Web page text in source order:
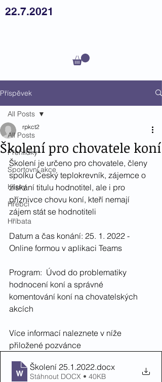
22.7.2021
Příspěvek
All Posts
Přehlídky
Sportovní akce
Klisny
Hřebci
Hříbata
All Posts
Školení pro chovatele koní
rpkct2
Školení je určeno pro chovatele, členy
spolku Český teplokrevník, zájemce o
získání titulu hodnotitel, ale i pro
příznivce chovu koní, kteří nemají
zájem stát se hodnotiteli
Datum a čas konání: 25. 1. 2022 -
Online formou v aplikaci Teams
Program:  Úvod do problematiky
hodnocení koní a správné
komentování koní na chovatelských
akcích
Více informací naleznete v níže
přiložené pozvánce
Školení 25.1.2022.docx
Stáhnout DOCX • 40KB